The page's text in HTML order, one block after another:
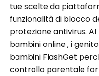
tue scelte da
funzionalità di blocco
protezione antivirus.
bambini online , i
bambini FlashGet
controllo parentale